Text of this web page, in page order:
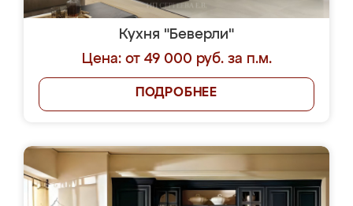
Кухня "Беверли"
Цена: от 49 000 руб. за п.м.
ПОДРОБНЕЕ